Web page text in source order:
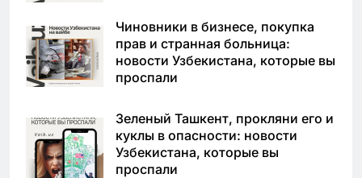
Чиновники в бизнесе, покупка
прав и странная больница:
новости Узбекистана, которые вы
проспали
Зеленый Ташкент, прокляни его и
куклы в опасности: новости
Узбекистана, которые вы
проспали